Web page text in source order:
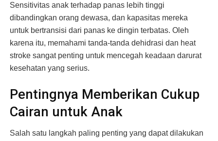
Sensitivitas anak terhadap panas lebih tinggi
dibandingkan orang dewasa, dan kapasitas mereka
untuk bertransisi dari panas ke dingin terbatas. Oleh
karena itu, memahami tanda-tanda dehidrasi dan heat
stroke sangat penting untuk mencegah keadaan darurat
kesehatan yang serius.
Pentingnya Memberikan Cukup
Cairan untuk Anak
Salah satu langkah paling penting yang dapat dilakukan